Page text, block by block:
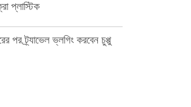
প্লাস্টিক
পর ট্র্যাভেল ভ্লগিং করবেন চুপ্পু